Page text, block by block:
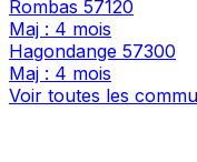
Rombas 57120
Maj : 4 mois
Hagondange 57300
Maj : 4 mois
Voir toutes les